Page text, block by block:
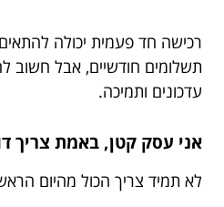
רכישה חד פעמית יכולה
תשלומים חודשיים, אבל חשוב
עדכונים ותמיכה.
אני עסק קטן, באמת צריך
לא תמיד צריך הכול מהיום